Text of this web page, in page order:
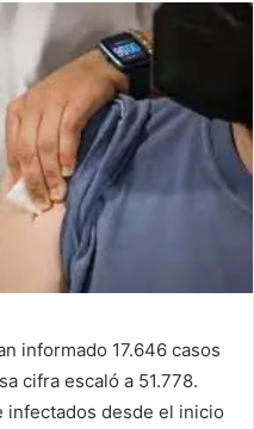
informado 17.646 casos
cifra escaló a 51.778.
infectados desde el inicio